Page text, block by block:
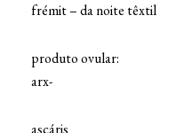
frémit – da noite têxtil
produto ovular:
arx-
ascáris